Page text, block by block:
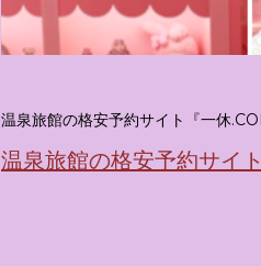
温泉旅館の格安予約サイト『一休
温泉旅館の格安予約サイト